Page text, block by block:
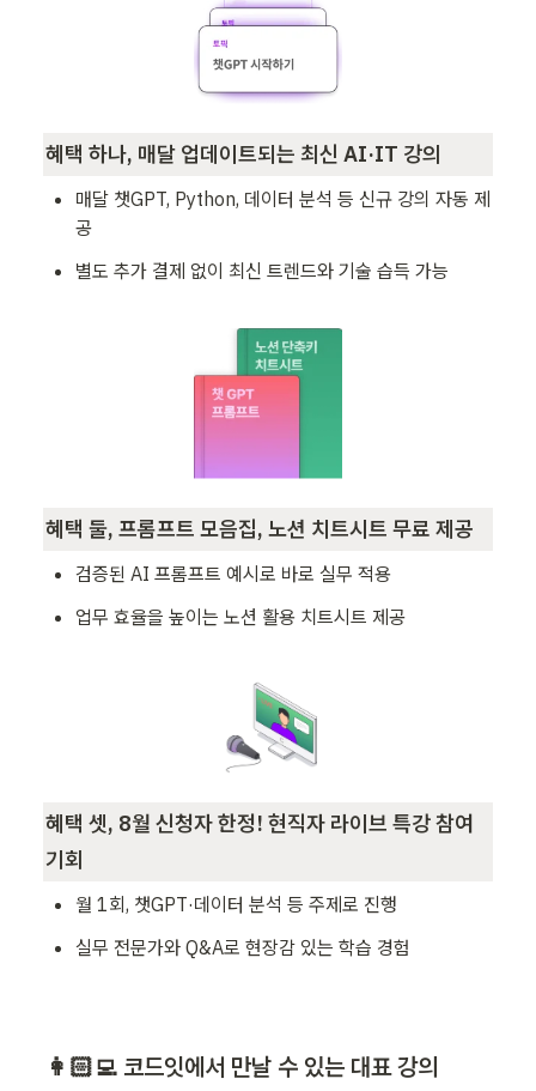
혜택 하나, 매달 업데이트되는 최신 AI·IT 강의
매달 챗GPT, Python, 데이터 분석 등 신규 강의 자동 제
공
별도 추가 결제 없이 최신 트렌드와 기술 습득 가능
혜택 둘, 프롬프트 모음집, 노션 치트시트 무료 제공
검증된 AI 프롬프트 예시로 바로 실무 적용
업무 효율을 높이는 노션 활용 치트시트 제공
혜택 셋, 8월 신청자 한정! 현직자 라이브 특강 참여
기회
월 1회, 챗GPT·데이터 분석 등 주제로 진행
실무 전문가와 Q&A로 현장감 있는 학습 경험
👩🏻‍💻 코드잇에서 만날 수 있는 대표 강의